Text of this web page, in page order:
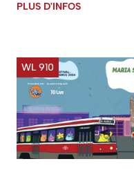
PLUS D'INFOS
WL 910